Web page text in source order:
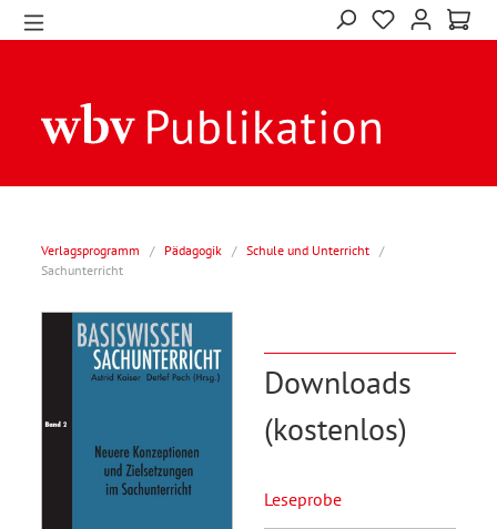
Verlagsprogramm / Pädagogik / Schule und Unterricht /
Sachunterricht
Downloads
(kostenlos)
Leseprobe